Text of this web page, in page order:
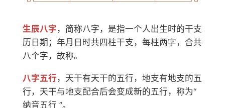
生辰八字 ，简称八字，是指一个人出生时的干支
历日期；年月日时共四柱干支，每柱两字，合共
八个字，故称。
八字五行 ，天干有天干的五行，地支有地支的五
行，天干与地支配合后会变成新的五行，称为“
纳音五行 ”。